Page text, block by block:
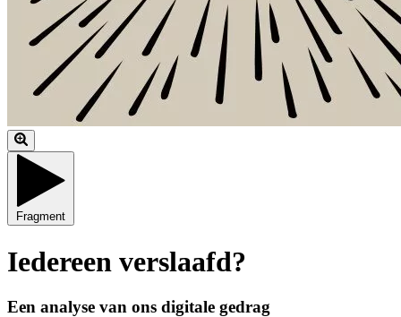
Fragment
Iedereen verslaafd?
Een analyse van ons digitale gedrag